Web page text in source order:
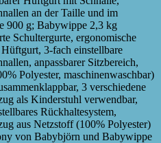
an der Taille und im
900 g; Babywippe 2,3 kg
Schultergurte, ergonomische
3-fach einstellbare
anpassbarer Sitzbereich,
Polyester, maschinenwaschbar)
3 verschiedene
als Kinderstuhl verwendbar,
Rückhaltesystem,
aus Netzstoff (100% Polyester)
von Babybjörn und Babywippe